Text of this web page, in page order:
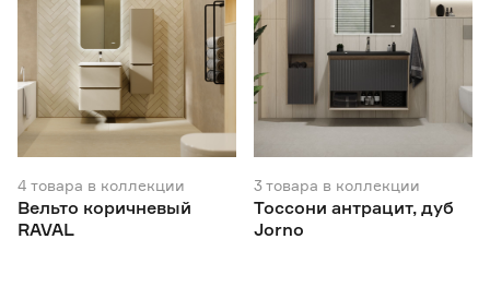
4 товара в коллекции
Вельто коричневый
RAVAL
3товара в коллекции
Тоссони антрацит, дуб
Jorno